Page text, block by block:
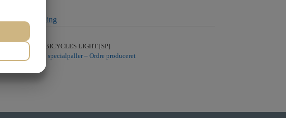
her for bestilling
(SKU):
BICYCLES LIGHT [SP]
Fabriksnye specialpaller – Ordre produceret